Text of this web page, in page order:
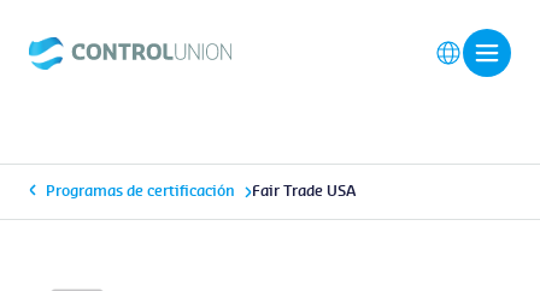
Programas de certificación Fair Trade USA